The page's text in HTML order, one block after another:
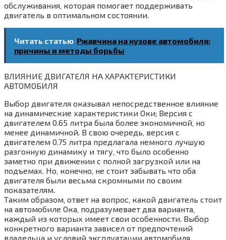
обслуживания‚ которая помогает поддерживать
двигатель в оптимальном состоянии.
Читать статью Ржавчина на кузове автомобиля:
причины и методы борьбы
ВЛИЯНИЕ ДВИГАТЕЛЯ НА ХАРАКТЕРИСТИКИ
АВТОМОБИЛЯ
Выбор двигателя оказывал непосредственное влияние
на динамические характеристики Оки; Версия с
двигателем 0.65 литра была более экономичной‚ но
менее динамичной. В свою очередь‚ версия с
двигателем 0.75 литра предлагала немного лучшую
разгонную динамику и тягу‚ что было особенно
заметно при движении с полной загрузкой или на
подъемах. Но‚ конечно‚ не стоит забывать что оба
двигателя были весьма скромными по своим
показателям.
Таким образом‚ ответ на вопрос‚ какой двигатель стоит
на автомобиле Ока‚ подразумевает два варианта‚
каждый из которых имеет свои особенности. Выбор
конкретного варианта зависел от предпочтений
владельца и условий эксплуатации автомобиля.